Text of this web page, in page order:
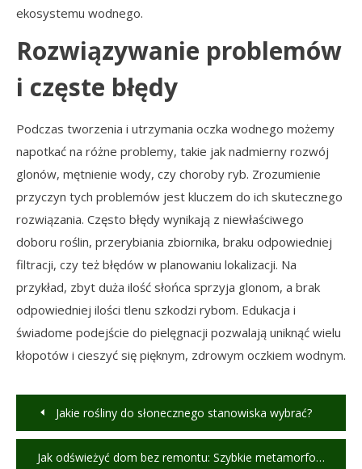
ekosystemu wodnego.
Rozwiązywanie problemów
i częste błędy
Podczas tworzenia i utrzymania oczka wodnego możemy
napotkać na różne problemy, takie jak nadmierny rozwój
glonów, mętnienie wody, czy choroby ryb. Zrozumienie
przyczyn tych problemów jest kluczem do ich skutecznego
rozwiązania. Często błędy wynikają z niewłaściwego
doboru roślin, przerybiania zbiornika, braku odpowiedniej
filtracji, czy też błędów w planowaniu lokalizacji. Na
przykład, zbyt duża ilość słońca sprzyja glonom, a brak
odpowiedniej ilości tlenu szkodzi rybom. Edukacja i
świadome podejście do pielęgnacji pozwalają uniknąć wielu
kłopotów i cieszyć się pięknym, zdrowym oczkiem wodnym.
Nawigacja
wpisu
Jakie rośliny do słonecznego stanowiska wybrać?
Jak odświeżyć dom bez remontu: Szybkie metamorfozy